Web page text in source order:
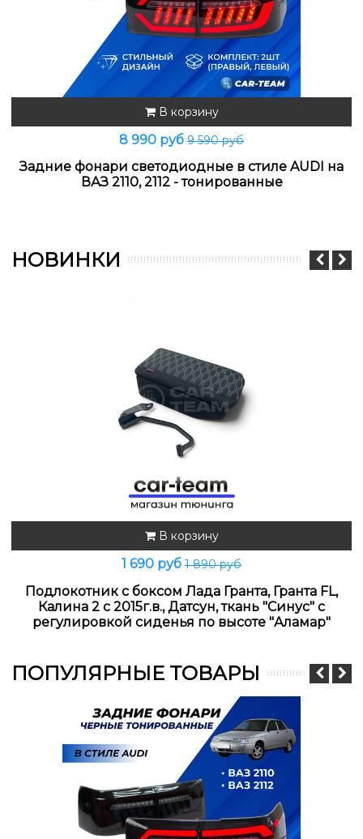
В корзину
8 990 руб 9 590 руб
Задние фонари светодиодные в стиле AUDI на
ВАЗ 2110, 2112 - тонированные
НОВИНКИ
В корзину
1 690 руб 1 890 руб
Подлокотник с боксом Лада Гранта, Гранта FL,
Калина 2 с 2015г.в., Датсун, ткань "Синус" с
регулировкой сиденья по высоте "Аламар"
ПОПУЛЯРНЫЕ ТОВАРЫ